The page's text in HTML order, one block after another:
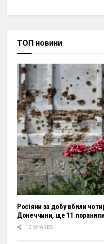
ТОП новини
Росіяни за добу вбили
Донеччини, ще 11 поранили
12 SHARES